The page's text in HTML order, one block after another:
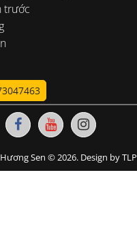
trước
Sen © 2026. Design by